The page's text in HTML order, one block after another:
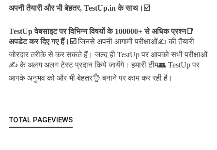
अपनी तैयारी और भी बेहतर, TestUp.in के साथ।☑️
TestUp वेबसाइट पर विभिन्न विषयों के 100000+ से अधिक प्रश्न📑
अपडेट कर दिए गए हैं। ☑️ जिनसे अपनी आगामी परीक्षाओं✍️ की तैयारी
जोरदार तरीके से कर सकते हैं।जल्द ही TestUp पर आपको सभी परीक्षाओं
✍️ के अलग अलग टेस्ट प्रदान किये जायेंगे। हमारी टीम👥 TestUp पर
आपके अनुभव को और भी बेहतर👌 बनाने पर काम कर रही है।
TOTAL PAGEVIEWS